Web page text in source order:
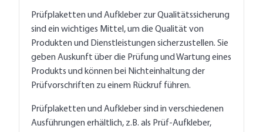
Prüfplaketten und Aufkleber zur Qualitätssicherung
sind ein wichtiges Mittel, um die Qualität von
Produkten und Dienstleistungen sicherzustellen. Sie
geben Auskunft über die Prüfung und Wartung eines
Produkts und können bei Nichteinhaltung der
Prüfvorschriften zu einem Rückruf führen.
Prüfplaketten und Aufkleber sind in verschiedenen
Ausführungen erhältlich, z.B. als Prüf-Aufkleber,